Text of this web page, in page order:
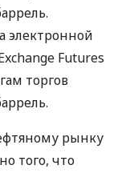
электронной
Futures
торгов
рынку
того, что